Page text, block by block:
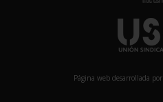
Página web desarrollada por